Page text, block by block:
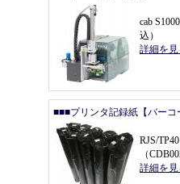
cab S1000
込 ）
詳細を
■■■プリンタ記録紙【バー
RJS/
（
詳細を